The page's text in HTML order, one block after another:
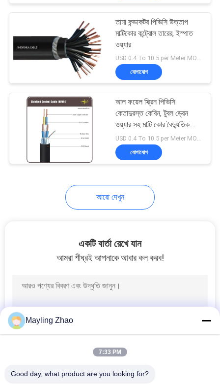
তামা কন্ডাকটর পিভিসি উত্তাপ
মাল্টিকোর কন্ট্রোল তারের, ইস্পাত
ওয়্যার
USD 0.4 To 10.5 per Meter MOQ:1000m
যোগাযোগ
আল ফয়েল স্ক্রিন পিভিসি
কেতাদুরস্ত কেবিন, টুবল ড্রেন
ওয়্যার সহ মাল্টি কোর বৈদ্যুতিক
তারের
USD 0.4 To 10.5 per Meter MOQ:1000m
যোগাযোগ
আরো দেখুন
একটি বার্তা রেখে যান
আমরা শীঘ্রই আপনাকে আবার কল করব!
Mayling Zhao
7:33 PM
Good day, what product are you looking for?